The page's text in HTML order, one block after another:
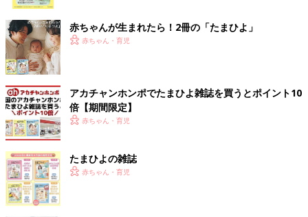
出典：Instagramアカウント「ma.da0501」
maipuuuさんは初めて上下どちらもLITTC（リトシー）でコーデ
ィネートしてみたそう。上下どちらも配色がおしゃれですよね！
レトロなミッキー&ミニーの雰囲気にピッタリですね♪
赤ちゃんが生まれたら！2冊の「たまひよ」
赤ちゃん・育児
アカチャンホンポでたまひよ雑誌を買うとポイント10
倍【期間限定】
赤ちゃん・育児
たまひよの雑誌
赤ちゃん・育児